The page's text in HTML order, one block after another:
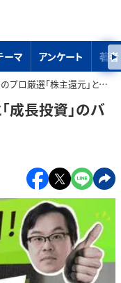
ーマ アンケート 著者
選「株主還元」と「成長投資」のバランスが絶妙な日本株5選
成長投資」のバ